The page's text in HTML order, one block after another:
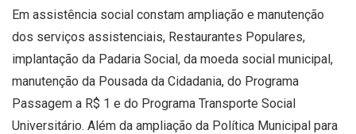
Em assistência social constam ampliação e manutenção
dos serviços assistenciais, Restaurantes Populares,
implantação da Padaria Social, da moeda social municipal,
manutenção da Pousada da Cidadania, do Programa
Passagem a R$ 1 e do Programa Transporte Social
Universitário. Além da ampliação da Política Municipal para